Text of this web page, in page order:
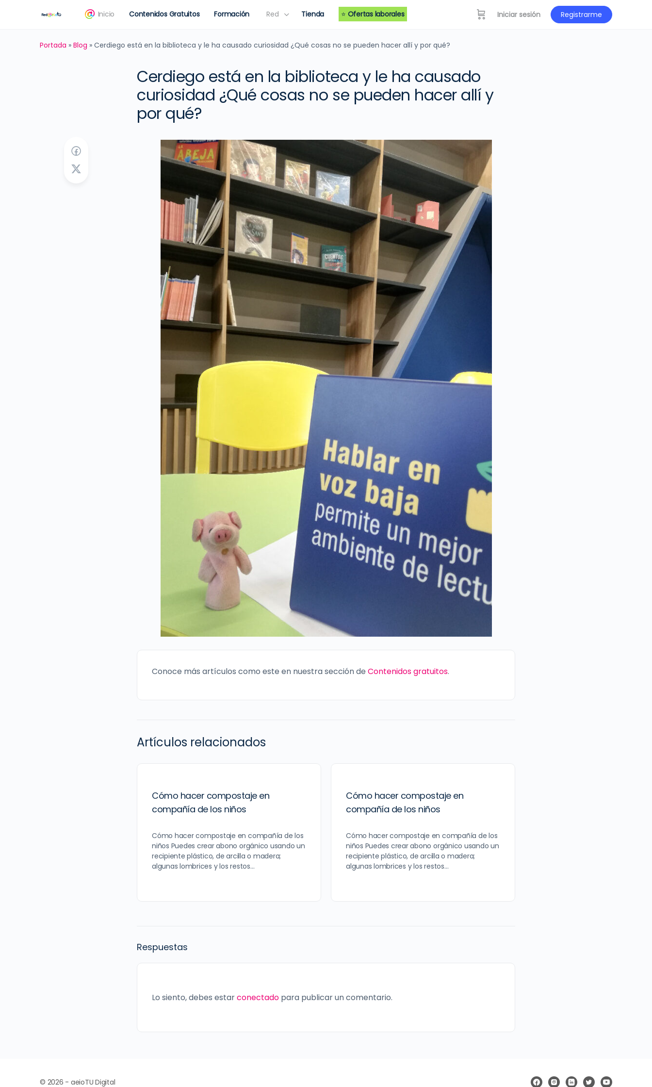
Inicio Contenidos Gratuitos Formación Red Tienda ⭐ Ofertas laborales Iniciar sesión Registrarme
Portada » Blog » Cerdiego está en la biblioteca y le ha causado curiosidad ¿Qué cosas no se pueden hacer allí y por qué?
Cerdiego está en la biblioteca y le ha causado
curiosidad ¿Qué cosas no se pueden hacer allí y
por qué?
Conoce más artículos como este en nuestra sección de Contenidos gratuitos.
Artículos relacionados
Cómo hacer compostaje en
compañía de los niños
Cómo hacer compostaje en compañía de los
niños Puedes crear abono orgánico usando un
recipiente plástico, de arcilla o madera;
algunas lombrices y los restos…
Cómo hacer compostaje en
compañía de los niños
Cómo hacer compostaje en compañía de los
niños Puedes crear abono orgánico usando un
recipiente plástico, de arcilla o madera;
algunas lombrices y los restos…
Respuestas
Lo siento, debes estarconectado para publicar un comentario.
© 2026 - aeioTU Digital